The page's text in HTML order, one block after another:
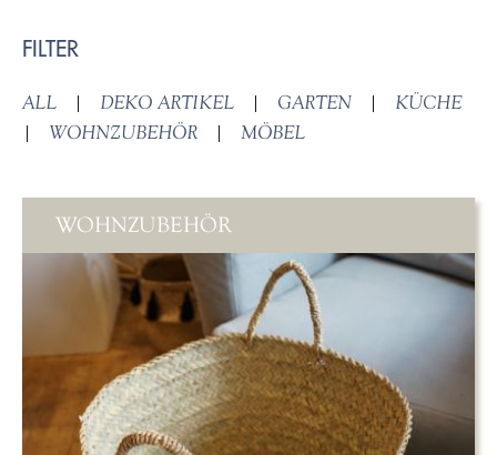
FILTER
ALL | DEKO ARTIKEL | GARTEN |
KÜCHE
|
WOHNZUBEHÖR | MÖBEL
WOHNZUBEHÖR